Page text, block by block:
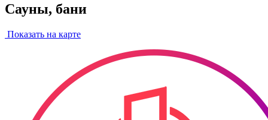
Сауны, бани
Показать на карте